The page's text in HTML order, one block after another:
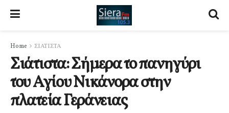
Home ΣΙΑΤΙΣΤΑ
Σιάτιστα: Σήμερα το πανηγύρι
του Αγίου Νικάνορα στην
πλατεία Γεράνειας